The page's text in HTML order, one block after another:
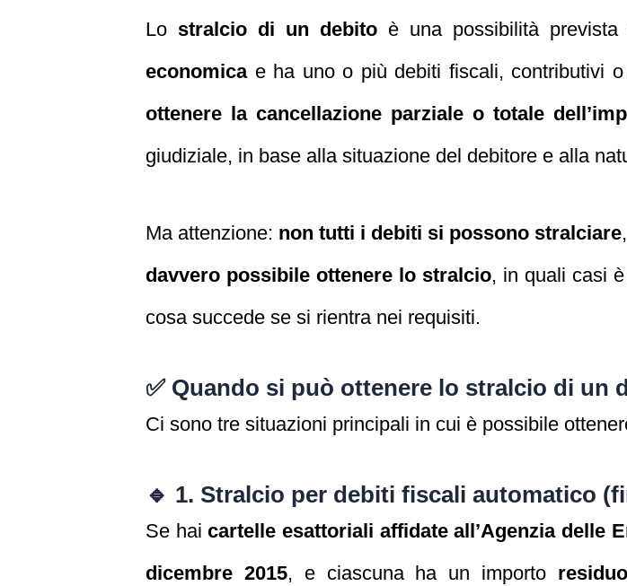
Lo stralcio di un debito è una possibilità
economicae ha uno o più debiti fiscali, contributivi
ottenere la cancellazione parziale o totale
giudiziale, in base alla situazione del debitore e alla
Ma attenzione: non tutti i debiti si possono stralciare
davvero possibile ottenere lo stralcio, in quali casi
cosa succede se si rientra nei requisiti.
✅ Quando si può ottenere lo stralcio di un
Ci sono tre situazioni principali in cui è possibile
🔹 1. Stralcio per debiti fiscali automatico
Se haicartelle esattoriali affidate all’Agenzia delle
dicembre 2015, e ciascuna ha un importo